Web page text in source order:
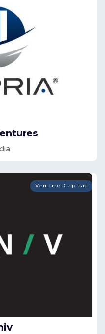
Venture Capital